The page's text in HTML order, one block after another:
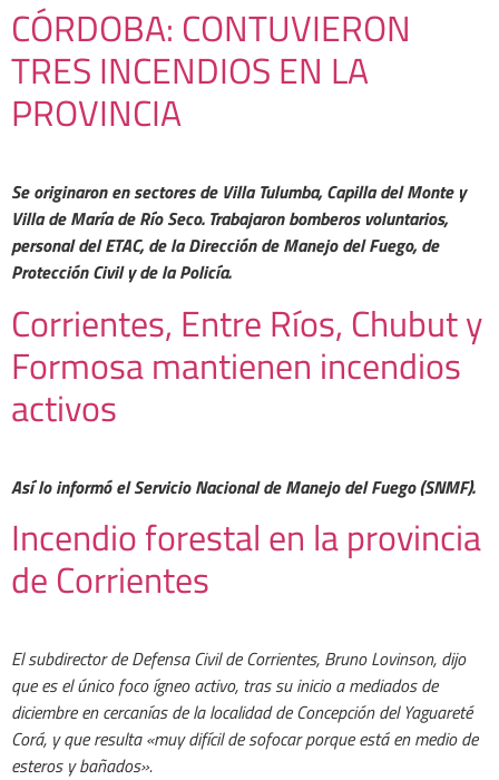
CÓRDOBA: CONTUVIERON
TRES INCENDIOS EN LA
PROVINCIA
Se originaron en sectores de Villa Tulumba, Capilla del Monte y
Villa de María de Río Seco. Trabajaron bomberos voluntarios,
personal del ETAC, de la Dirección de Manejo del Fuego, de
Protección Civil y de la Policía.
Corrientes, Entre Ríos, Chubut y
Formosa mantienen incendios
activos
Así lo informó el Servicio Nacional de Manejo del Fuego (SNMF).
Incendio forestal en la provincia
de Corrientes
El subdirector de Defensa Civil de Corrientes, Bruno Lovinson, dijo
que es el único foco ígneo activo, tras su inicio a mediados de
diciembre en cercanías de la localidad de Concepción del Yaguareté
Corá, y que resulta «muy difícil de sofocar porque está en medio de
esteros y bañados».